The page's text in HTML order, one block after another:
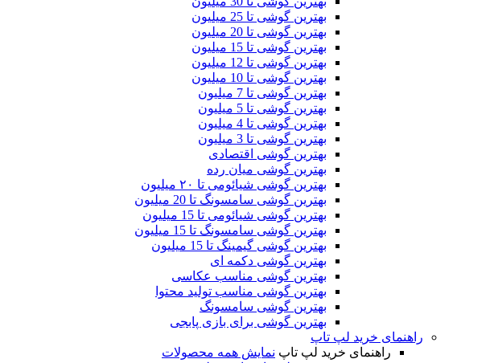
بهترین گوشی تا 25 میلیون
بهترین گوشی تا 20 میلیون
بهترین گوشی تا 15 میلیون
بهترین گوشی تا 12 میلیون
بهترین گوشی تا 10 میلیون
بهترین گوشی تا 7 میلیون
بهترین گوشی تا 5 میلیون
بهترین گوشی تا 4 میلیون
بهترین گوشی تا 3 میلیون
بهترین گوشی اقتصادی
بهترین گوشی‌ میان‌ رده
بهترین گوشی شیائومی تا ۲۰ میلیون
بهترین گوشی سامسونگ تا 20 میلیون
بهترین گوشی شیائومی تا 15 میلیون
بهترین گوشی سامسونگ تا 15 میلیون
بهترین گوشی گیمینگ تا 15 میلیون
بهترین گوشی دکمه ای
بهترین گوشی مناسب عکاسی
بهترین گوشی مناسب تولید محتوا
بهترین گوشی سامسونگ
بهترین گوشی برای بازی پابجی
راهنمای خرید لپ تاپ
راهنمای خرید لپ تاپ نمایش همه محصولات